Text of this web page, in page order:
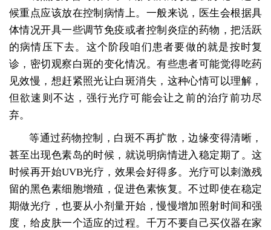
候重点应该放在控制病情上。一般来说，医生会根据具
体情况开具一些调节免疫或者控制炎症的药物，把活跃
的病情压下去。这个阶段咱们患者要做的就是按时复
诊，密切观察白斑的变化情况。有些患者可能觉得吃药
见效慢，想赶紧照光让白斑消失，这种心情可以理解，
但欲速则不达，强行光疗可能会让之前的治疗前功尽
弃。
等通过药物控制，白斑不再扩散，边缘变得清晰，
甚至出现色素岛的时候，就说明病情进入稳定期了。这
时候再开始UVB光疗，效果会好得多。光疗可以刺激残
留的黑色素细胞增殖，促进色素恢复。不过即使在稳定
期做光疗，也要从小剂量开始，慢慢增加照射时间和强
度，给皮肤一个适应的过程。千万不要自己买仪器在家